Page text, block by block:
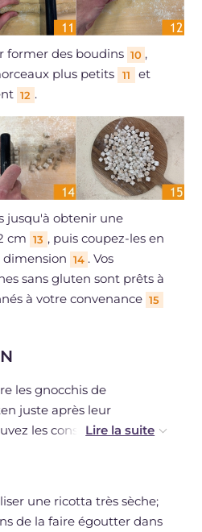
former des boudins 10 ,
plus petits
11
et
12 .
jusqu'à obtenir une
cm 13 , puis coupez-les en
14 . Vos
sans gluten sont prêts à
à votre convenance 15
les gnocchis de
juste après leur
les conserver après
une ricotta très sèche;
de la faire égoutter dans